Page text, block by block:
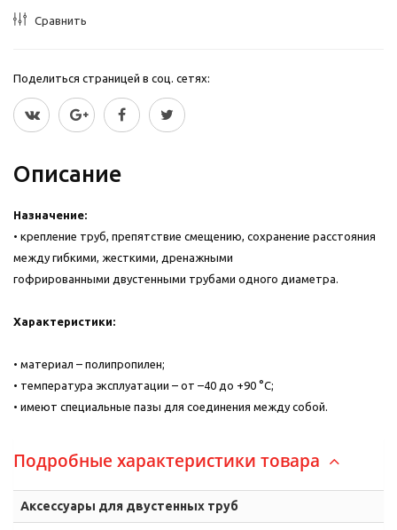
Сравнить
Поделиться страницей в соц. сетях:
Описание
Назначение:
• крепление труб, препятствие смещению, сохранение расстояния
между гибкими, жесткими, дренажными
гофрированными двустенными трубами одного диаметра.
Характеристики:
• материал – полипропилен;
• температура эксплуатации – от –40 до +90 °С;
• имеют специальные пазы для соединения между собой.
Подробные характеристики товара
Аксессуары для двустенных труб